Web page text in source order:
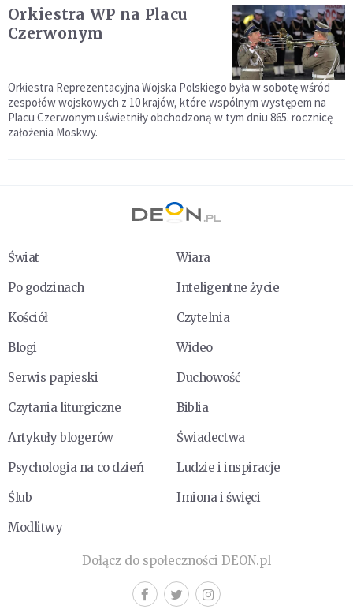
Orkiestra WP na Placu
Czerwonym
Orkiestra Reprezentacyjna Wojska Polskiego była w sobotę wśród
zespołów wojskowych z 10 krajów, które wspólnym występem na
Placu Czerwonym uświetniły obchodzoną w tym dniu 865. rocznicę
założenia Moskwy.
Świat
Wiara
Po godzinach
Inteligentne życie
Kościół
Czytelnia
Blogi
Wideo
Serwis papieski
Duchowość
Czytania liturgiczne
Biblia
Artykuły blogerów
Świadectwa
Psychologia na co dzień
Ludzie i inspiracje
Ślub
Imiona i święci
Modlitwy
Dołącz do społeczności DEON.pl